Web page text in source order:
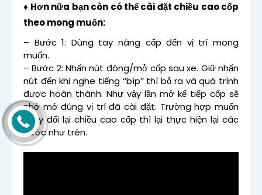
♦ Hơn nữa bạn còn có thể cài đặt chiều cao cốp
theo mong muốn:
– Bước 1: Dùng tay nâng cốp đến vị trí mong
muốn.
– Bước 2: Nhấn nút đóng/mở cốp sau xe. Giữ nhấn
nút đến khi nghe tiếng ‘’bíp’’ thì bỏ ra và quá trình
được hoàn thành. Như vậy lần mở kế tiếp cốp sẽ
nhớ mở đúng vị trí đã cài đặt. Trường hợp muốn
thay đổi lại chiều cao cốp thì lại thực hiện lại các
bước như trên.